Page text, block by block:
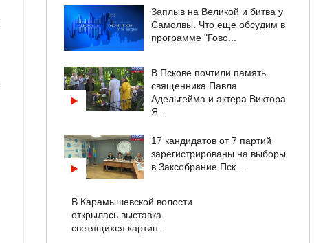
Заплыв на Великой и битва у
Самолвы. Что еще обсудим в
программе "Гово...
В Пскове почтили память
священника Павла
Адельгейма и актера Виктора
Я...
17 кандидатов от 7 партий
зарегистрированы на выборы
в Заксобрание Пск...
В Карамышевской волости
открылась выставка
светящихся картин...